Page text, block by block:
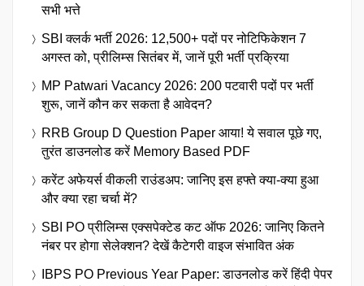
सभी भत्ते
SBI क्लर्क भर्ती 2026: 12,500+ पदों पर नोटिफिकेशन 7
अगस्त को, प्रीलिम्स सितंबर में, जानें पूरी भर्ती प्रक्रिया
MP Patwari Vacancy 2026: 200 पटवारी पदों पर भर्ती
शुरू, जानें कौन कर सकता है आवेदन?
RRB Group D Question Paper आया! ये सवाल पूछे गए,
तुरंत डाउनलोड करें Memory Based PDF
करेंट अफेयर्स वीकली राउंडअप: जानिए इस हफ्ते क्या-क्या हुआ
और क्या रहा चर्चा में?
SBI PO प्रीलिम्स एक्सपेक्टेड कट ऑफ 2026: जानिए कितने
नंबर पर होगा सेलेक्शन? देखें कैटेगरी वाइज संभावित अंक
IBPS PO Previous Year Paper: डाउनलोड करें हिंदी पेपर